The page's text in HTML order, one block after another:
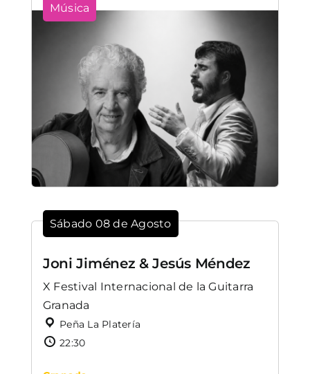
Música
Sábado 08 de Agosto
Joni Jiménez & Jesús Méndez
X Festival Internacional de la Guitarra
Granada
Peña La Platería
22:30